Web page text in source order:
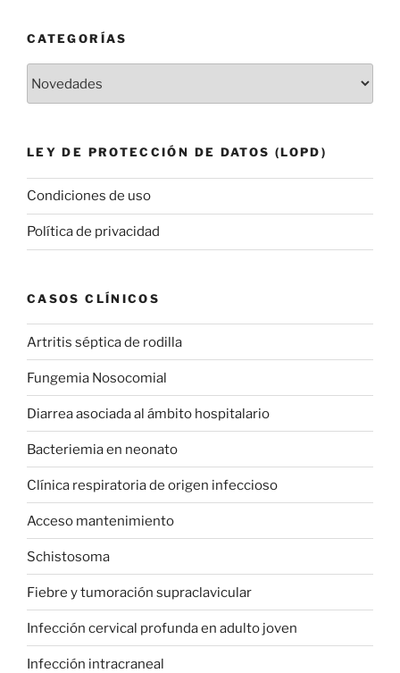
CATEGORÍAS
LEY DE PROTECCIÓN DE DATOS (LOPD)
Condiciones de uso
Política de privacidad
CASOS CLÍNICOS
Artritis séptica de rodilla
Fungemia Nosocomial
Diarrea asociada al ámbito hospitalario
Bacteriemia en neonato
Clínica respiratoria de origen infeccioso
Acceso mantenimiento
Schistosoma
Fiebre y tumoración supraclavicular
Infección cervical profunda en adulto joven
Infección intracraneal